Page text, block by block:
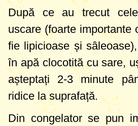
După ce au trecut
uscare (foarte importante
fie lipicioase și
în apă clocotită cu sare,
așteptați 2-3 minute
ridice la suprafață.
Din congelator se pun